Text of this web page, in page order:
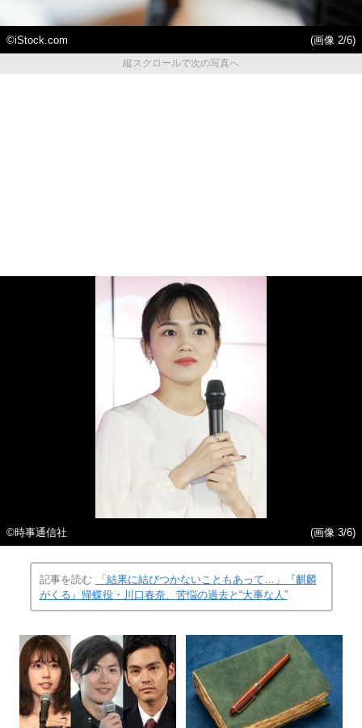
©iStock.com
(画像 2/6)
縦スクロールで次の写真へ
©時事通信社 (画像 3/6)
記事を読む
「結果に結びつかないこともあって…」『麒麟
がくる』帰蝶役・川口春奈、苦悩の過去と“大事な人”